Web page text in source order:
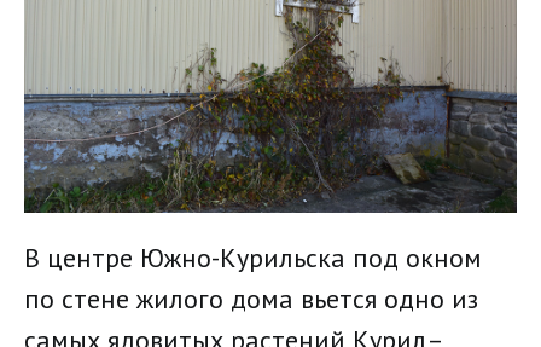
В центре Южно-Курильска под окном
по стене жилого дома вьется одно из
самых ядовитых растений Курил–